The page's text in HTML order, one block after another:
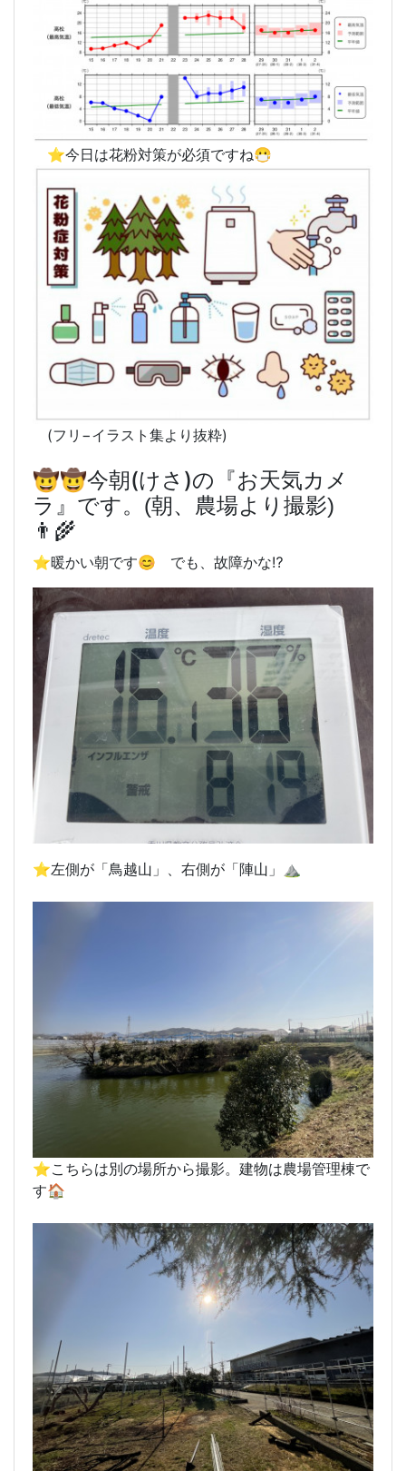
⭐️今日は花粉対策が必須ですね😷
(フリ−イラスト集より抜粋)
🤠🤠今朝(けさ)の『お天気カメ
ラ』です。(朝、農場より撮影)
👨‍🌾
⭐️暖かい朝です😊 でも、故障かな⁉️
⭐️左側が「鳥越山」、右側が「陣山」⛰️
⭐️こちらは別の場所から撮影。建物は農場管理棟で
す🏠